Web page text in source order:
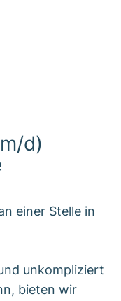
d)
einer Stelle in
unkompliziert
bieten wir